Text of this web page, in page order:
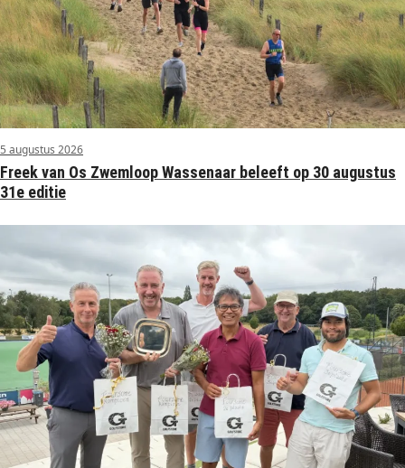
5 augustus 2026
Freek van Os Zwemloop Wassenaar beleeft op 30 augustus
31e editie